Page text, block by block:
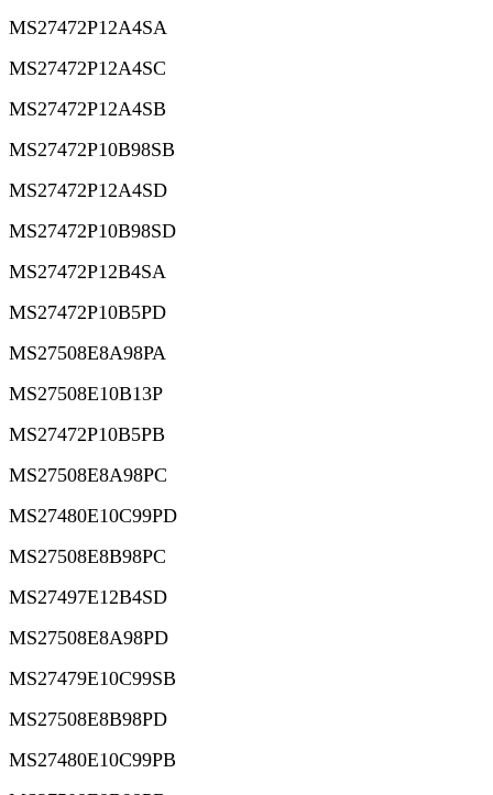
MS27472P12A4SA
MS27472P12A4SC
MS27472P12A4SB
MS27472P10B98SB
MS27472P12A4SD
MS27472P10B98SD
MS27472P12B4SA
MS27472P10B5PD
MS27508E8A98PA
MS27508E10B13P
MS27472P10B5PB
MS27508E8A98PC
MS27480E10C99PD
MS27508E8B98PC
MS27497E12B4SD
MS27508E8A98PD
MS27479E10C99SB
MS27508E8B98PD
MS27480E10C99PB